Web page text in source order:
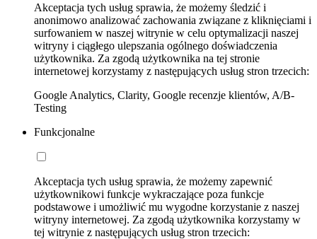
Akceptacja tych usług sprawia, że możemy śledzić i
anonimowo analizować zachowania związane z kliknięciami i
surfowaniem w naszej witrynie w celu optymalizacji naszej
witryny i ciągłego ulepszania ogólnego doświadczenia
użytkownika. Za zgodą użytkownika na tej stronie
internetowej korzystamy z następujących usług stron trzecich:
Google Analytics, Clarity, Google recenzje klientów, A/B-
Testing
Funkcjonalne
Akceptacja tych usług sprawia, że możemy zapewnić
użytkownikowi funkcje wykraczające poza funkcje
podstawowe i umożliwić mu wygodne korzystanie z naszej
witryny internetowej. Za zgodą użytkownika korzystamy w
tej witrynie z następujących usług stron trzecich: